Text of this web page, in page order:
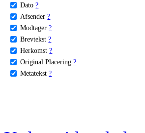
Dato ?
Afsender ?
Modtager ?
Brevtekst ?
Herkomst ?
Original Placering ?
Metatekst ?